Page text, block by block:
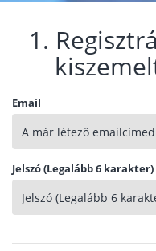
1.
Email
Jelszó (Legalább 6 karakter)